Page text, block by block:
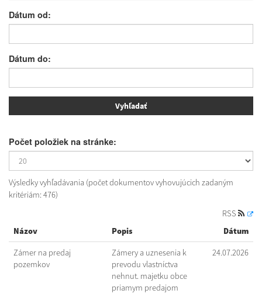
Dátum od:
Dátum do:
Počet položiek na stránke:
Výsledky vyhľadávania (počet dokumentov vyhovujúcich zadaným
kritériám: 476)
RSS
Názov
Popis Dátum
Zámer na predaj
pozemkov
Zámery a uznesenia k
prevodu vlastníctva
nehnut. majetku obce
priamym predajom
24.07.2026